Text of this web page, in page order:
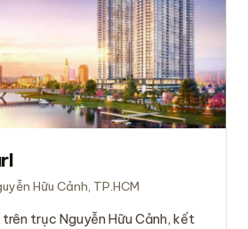
Hữu Cảnh, TP.HCM
trục Nguyễn Hữu Cảnh, kết